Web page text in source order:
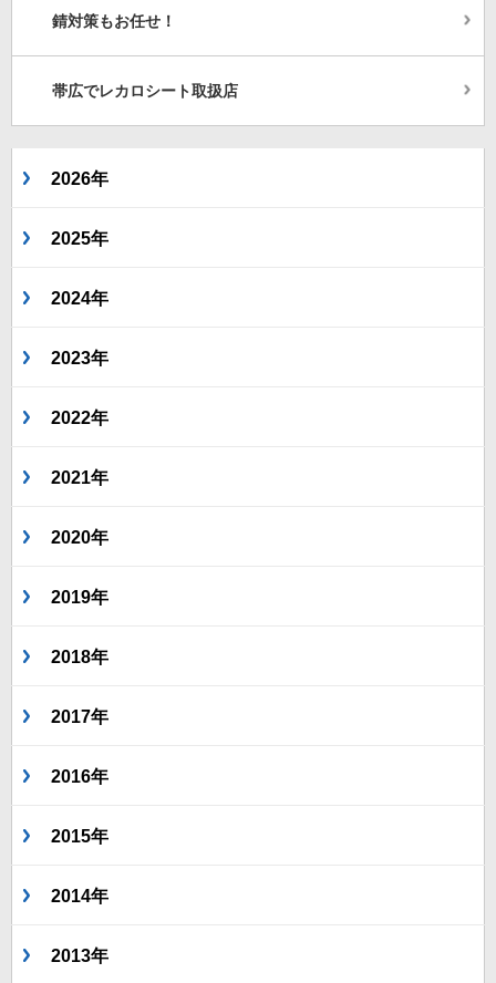
錆対策もお任せ！
帯広でレカロシート取扱店
2026年
2025年
2024年
2023年
2022年
2021年
2020年
2019年
2018年
2017年
2016年
2015年
2014年
2013年